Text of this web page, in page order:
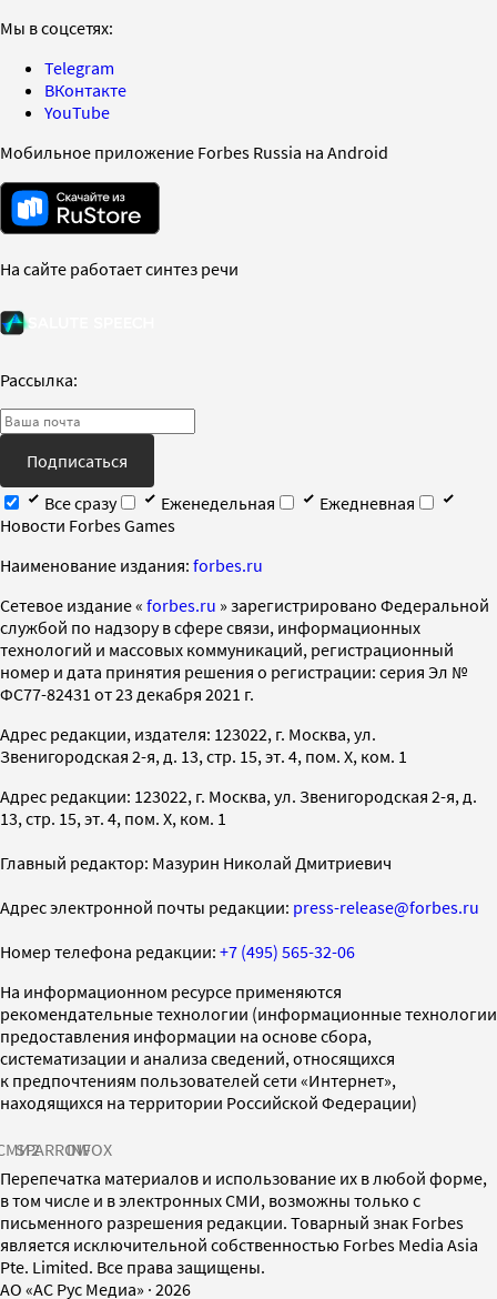
Мы в соцсетях:
Telegram
ВКонтакте
YouTube
Мобильное приложение Forbes Russia на Android
На сайте работает синтез речи
Рассылка:
Подписаться
Все сразу
Еженедельная
Ежедневная
Новости Forbes Games
Наименование издания: forbes.ru
Cетевое издание « forbes.ru » зарегистрировано Федеральной
службой по надзору в сфере связи, информационных
технологий и массовых коммуникаций, регистрационный
номер и дата принятия решения о регистрации: серия Эл №
ФС77-82431 от 23 декабря 2021 г.
Адрес редакции, издателя: 123022, г. Москва, ул.
Звенигородская 2-я, д. 13, стр. 15, эт. 4, пом. X, ком. 1
Адрес редакции: 123022, г. Москва, ул. Звенигородская 2-я, д.
13, стр. 15, эт. 4, пом. X, ком. 1
Главный редактор: Мазурин Николай Дмитриевич
Адрес электронной почты редакции: press-release@forbes.ru
Номер телефона редакции: +7 (495) 565-32-06
На информационном ресурсе применяются
рекомендательные технологии (информационные технологии
предоставления информации на основе сбора,
систематизации и анализа сведений, относящихся
к предпочтениям пользователей сети «Интернет»,
находящихся на территории Российской Федерации)
SPARROWINFOX
Перепечатка материалов и использование их в любой форме,
в том числе и в электронных СМИ, возможны только с
письменного разрешения редакции. Товарный знак Forbes
является исключительной собственностью Forbes Media Asia
Pte. Limited. Все права защищены.
AO «АС Рус Медиа» · 2026